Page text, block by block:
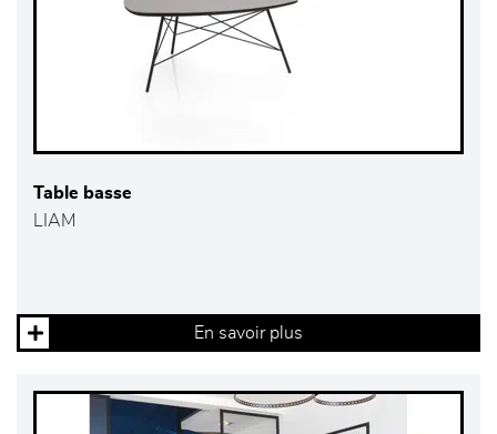
Table basse
LIAM
En savoir plus